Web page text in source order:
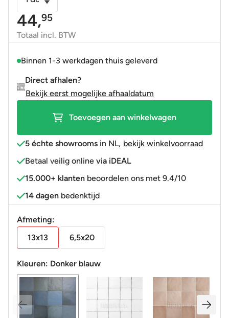
wandtegel
13x13
donker
blauw
random
aantal
44,95
Totaal incl. BTW
Binnen 1-3 werkdagen thuis geleverd
Direct afhalen?
Bekijk eerst mogelijke afhaaldatum
Toevoegen aan winkelwagen
5 échte showrooms in NL, bekijk winkelvoorraad
Betaal veilig online via iDEAL
15.000+ klanten beoordelen ons met 9.4/10
14 dagen bedenktijd
Afmeting:
13x13
6,5x20
Kleuren: Donker blauw